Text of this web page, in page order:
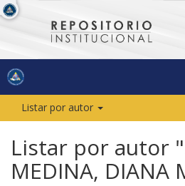
Listar por autor
Listar por autor
MEDINA, DIANA